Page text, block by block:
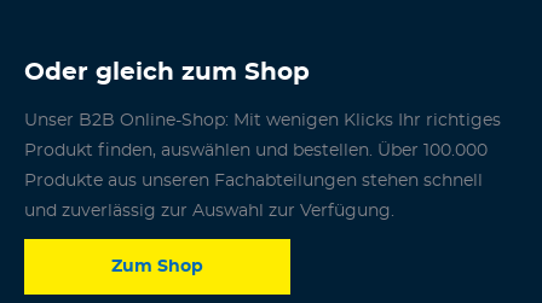
Oder gleich zum Shop
Unser B2B Online-Shop: Mit wenigen Klicks Ihr richtiges
Produkt finden, auswählen und bestellen. Über 100.000
Produkte aus unseren Fachabteilungen stehen schnell
und zuverlässig zur Auswahl zur Verfügung.
Zum Shop